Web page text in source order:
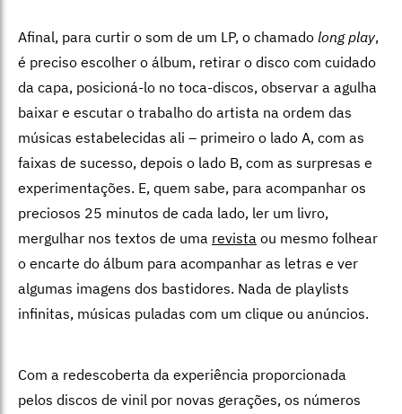
Afinal, para curtir o som de um LP, o chamado long play,
é preciso escolher o álbum, retirar o disco com cuidado
da capa, posicioná-lo no toca-discos, observar a agulha
baixar e escutar o trabalho do artista na ordem das
músicas estabelecidas ali – primeiro o lado A, com as
faixas de sucesso, depois o lado B, com as surpresas e
experimentações. E, quem sabe, para acompanhar os
preciosos 25 minutos de cada lado, ler um livro,
mergulhar nos textos de uma revista ou mesmo folhear
o encarte do álbum para acompanhar as letras e ver
algumas imagens dos bastidores. Nada de playlists
infinitas, músicas puladas com um clique ou anúncios.
Com a redescoberta da experiência proporcionada
pelos discos de vinil por novas gerações, os números